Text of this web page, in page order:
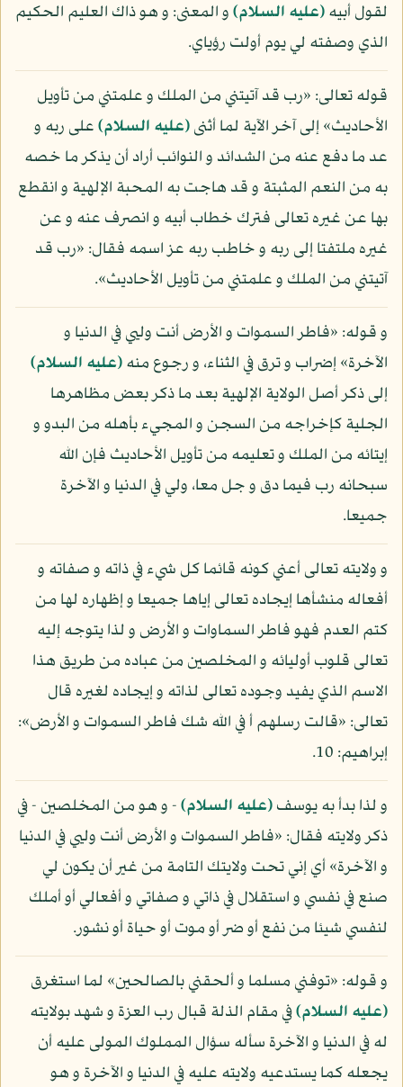
لقول أبيه(عليه السلام)و المعنى: و هو ذاك العليم الحكيم
الذي وصفته لي يوم أولت رؤياي.
قوله تعالى: «رب قد آتيتني من الملك و علمتني من تأويل
الأحاديث» إلى آخر الآية لما أثنى(عليه السلام)على ربه و
عد ما دفع عنه من الشدائد و النوائب أراد أن يذكر ما خصه
به من النعم المثبتة و قد هاجت به المحبة الإلهية و انقطع
بها عن غيره تعالى فترك خطاب أبيه و انصرف عنه و عن
غيره ملتفتا إلى ربه و خاطب ربه عز اسمه فقال: «رب قد
آتيتني من الملك و علمتني من تأويل الأحاديث».
و قوله: «فاطر السموات و الأرض أنت وليي في الدنيا و
الآخرة» إضراب و ترق في الثناء، و رجوع منه(عليه السلام)
إلى ذكر أصل الولاية الإلهية بعد ما ذكر بعض مظاهرها
الجلية كإخراجه من السجن و المجيء بأهله من البدو و
إيتائه من الملك و تعليمه من تأويل الأحاديث فإن الله
سبحانه رب فيما دق و جل معا، ولي في الدنيا و الآخرة
جميعا.
و ولايته تعالى أعني كونه قائما كل شيء في ذاته و صفاته و
أفعاله منشأها إيجاده تعالى إياها جميعا و إظهاره لها من
كتم العدم فهو فاطر السماوات و الأرض و لذا يتوجه إليه
تعالى قلوب أوليائه و المخلصين من عباده من طريق هذا
الاسم الذي يفيد وجوده تعالى لذاته و إيجاده لغيره قال
تعالى: «قالت رسلهم أ في الله شك فاطر السموات و الأرض»:
إبراهيم: 10.
و لذا بدأ به يوسف(عليه السلام)- و هو من المخلصين - في
ذكر ولايته فقال: «فاطر السموات و الأرض أنت وليي في الدنيا
و الآخرة» أي إني تحت ولايتك التامة من غير أن يكون لي
صنع في نفسي و استقلال في ذاتي و صفاتي و أفعالي أو أملك
لنفسي شيئا من نفع أو ضر أو موت أو حياة أو نشور.
و قوله: «توفني مسلما و ألحقني بالصالحين» لما استغرق
(عليه السلام)في مقام الذلة قبال رب العزة و شهد بولايته
له في الدنيا و الآخرة سأله سؤال المملوك المولى عليه أن
يجعله كما يستدعيه ولايته عليه في الدنيا و الآخرة و هو